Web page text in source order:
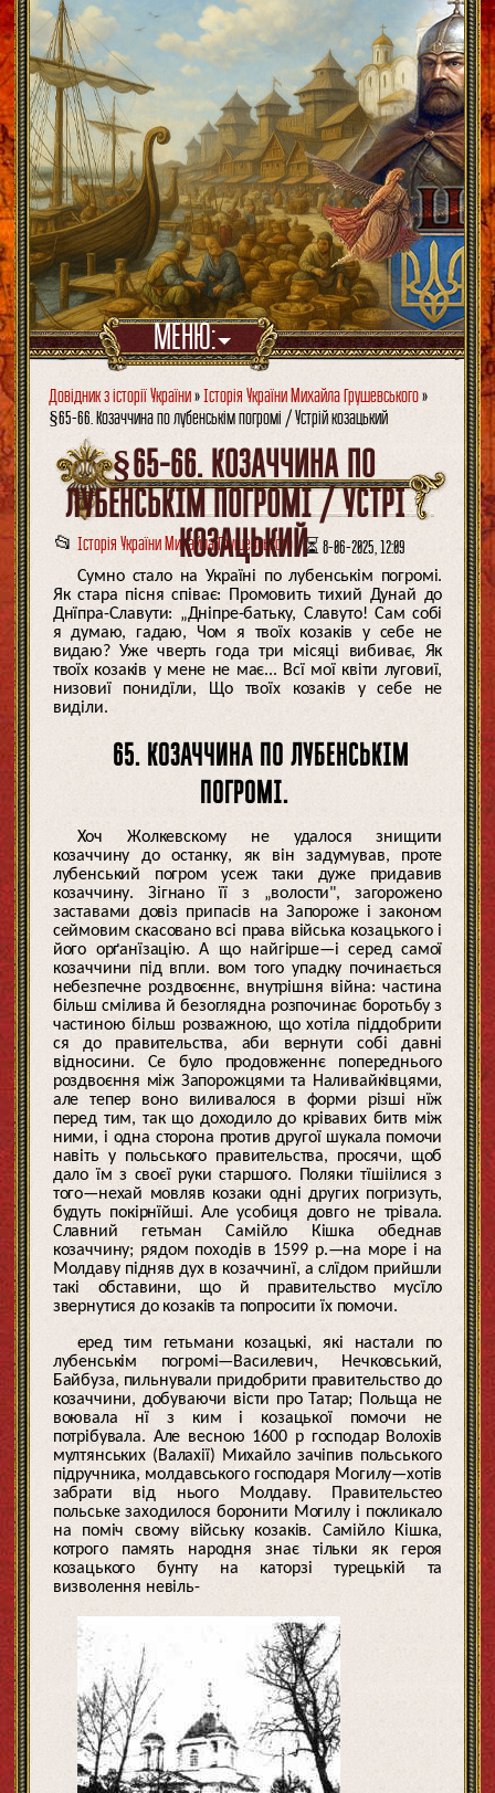
МЕНЮ:
Довідник з історії України»Історія України Михайла Грушевського»
§65-66. Козаччина по лубенськім погромі / Устрій козацький
§65-66. КОЗАЧЧИНА ПО
ЛУБЕНСЬКІМ ПОГРОМІ / УСТРІЙ
КОЗАЦЬКИЙ
📂 Історія України Михайла Грушевського ⏳ 8-06-2025, 12:09
Сумно стало на Україні по лубенськім погромі.
Як стара пісня співає: Промовить тихий Дунай до
Днїпра-Славути: „Дніпре-батьку, Славуто! Сам собі
я думаю, гадаю, Чом я твоїх козаків у себе не
видаю? Уже чверть года три місяці вибиває, Як
твоїх козаків у мене не має... Всї мої квіти луговиї,
низовиї понидїли, Що твоїх козаків у себе не
виділи.
65. КОЗАЧЧИНА ПО ЛУБЕНСЬКІМ
ПОГРОМІ.
Хоч Жолкевскому не удалося знищити
козаччину до останку, як він задумував, проте
лубенський погром усеж таки дуже придавив
козаччину. Зігнано її з „волости", загорожено
заставами довіз припасів на Запороже і законом
сеймовим скасовано всі права війська козацького і
його орґанїзацію. А що найгірше—і серед самої
козаччини під впли. вом того упадку починається
небезпечне роздвоєннє, внутрішня війна: частина
більш смілива й безоглядна розпочинає боротьбу з
частиною більш розважною, що хотіла піддобрити
ся до правительства, аби вернути собі давні
відносини. Се було продовженнє попереднього
роздвоєння між Запорожцями та Наливайківцями,
але тепер воно виливалося в форми різші нїж
перед тим, так що доходило до крівавих битв між
ними, і одна сторона против другої шукала помочи
навіть у польського правительства, просячи, щоб
дало їм з своєї руки старшого. Поляки тїшіілися з
того—нехай мовляв козаки одні других погризуть,
будуть покірнїйші. Але усобиця довго не трівала.
Славний гетьман Самійло Кішка обеднав
козаччину; рядом походів в 1599 р.—на море і на
Молдаву підняв дух в козаччинї, а слїдом прийшли
такі обставини, що й правительство мусїло
звернутися до козаків та попросити їх помочи.
еред тим гетьмани козацькі, які настали по
лубенськім погромі—Василевич, Нечковський,
Байбуза, пильнували придобрити правительство до
козаччини, добуваючи вісти про Татар; Польща не
воювала нї з ким і козацької помочи не
потрібувала. Але весною 1600 р господар Волохів
мултянських (Валахії) Михайло зачіпив польського
підручника, молдавського господаря Могилу—хотів
забрати від нього Молдаву. Правительстео
польське заходилося боронити Могилу і покликало
на поміч свому війську козаків. Самійло Кішка,
котрого память народня знає тільки як героя
козацького бунту на каторзі турецькій та
визволення невіль-